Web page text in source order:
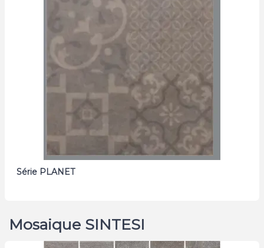
Série PLANET
Mosaique SINTESI